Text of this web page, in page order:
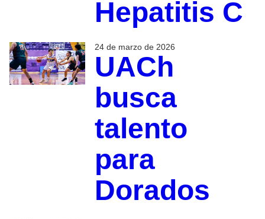
Hepatitis C
24 de marzo de 2026
UACh
busca
talento
para
Dorados